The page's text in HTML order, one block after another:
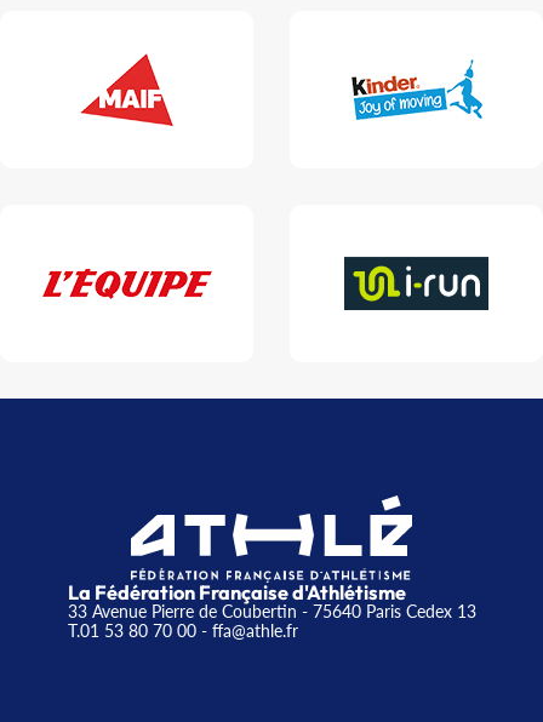
La Fédération Française d'Athlétisme
33 Avenue Pierre de Coubertin - 75640 Paris Cedex 13
T.01 53 80 70 00- ffa@athle.fr